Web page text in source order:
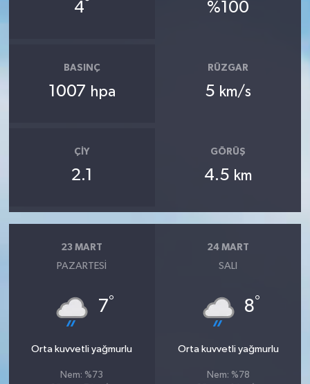
4 %100
BASINÇ
1007 hpa
RÜZGAR
5 km/s
ÇIY
2.1
GÖRÜŞ
4.5 km
23 MART
PAZARTESI
7°
Orta kuvvetli yağmurlu
Nem: %73
24 MART
SALI
8°
Orta kuvvetli yağmurlu
Nem: %78